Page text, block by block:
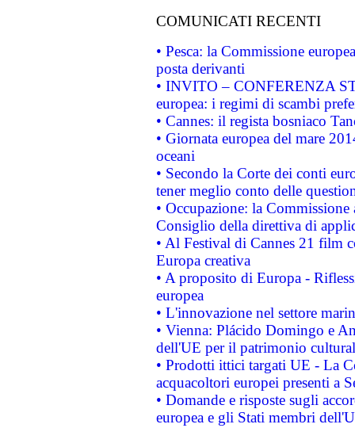
COMUNICATI RECENTI
• Pesca: la Commissione
posta derivanti
• INVITO – CONFERENZA
europea: i regimi di scambi
• Cannes: il regista bosniaco
• Giornata europea del mare
oceani
• Secondo la Corte dei conti
tener meglio conto delle
• Occupazione: la
Consiglio della direttiva di
• Al Festival di Cannes 21 film
Europa creativa
• A proposito di Europa -
europea
• L'innovazione nel settore
• Vienna: Plácido Domingo e
dell'UE per il patrimonio
• Prodotti ittici targati UE - La
acquacoltori europei presenti a
• Domande e risposte sugli
europea e gli Stati membri